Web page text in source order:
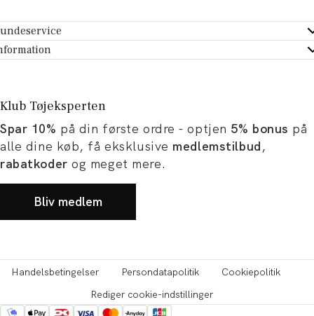
- Hjælpecenter
dit køb
Tøjeksperten
og artikler
og karriere
Klub Tøjeksperten
Spar 10% på din første ordre - optjen 5% bonus på
alle dine køb, få eksklusive medlemstilbud,
rabatkoder og meget mere.
Bliv medlem
Handelsbetingelser Persondatapolitik
Cookiepolitik
Rediger cookie-indstillinger